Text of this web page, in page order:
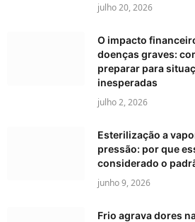
julho 20, 2026
O impacto
doenças graves:
preparar para
inesperadas
julho 2, 2026
Esterilização a
pressão: por que
considerado o
junho 9, 2026
Frio agrava dores